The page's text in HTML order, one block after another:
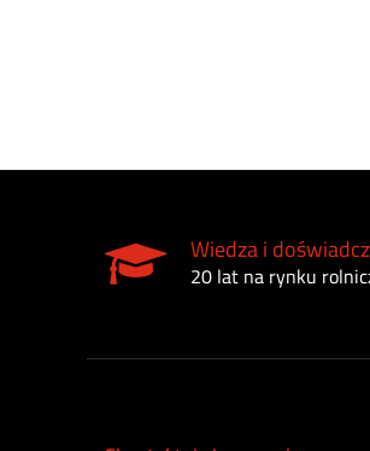
Wiedza i
20 lat na rynku